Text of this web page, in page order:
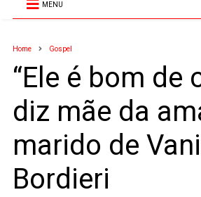
MENU
Home Gospel
“Ele é bom de
diz mãe da
marido de
Bordieri